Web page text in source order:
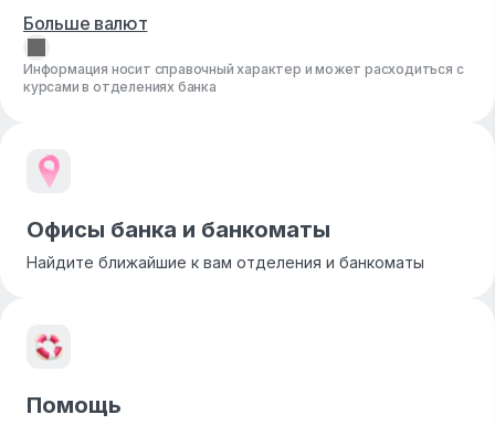
Больше валют
Информация носит справочный характер и может расходиться с
курсами в отделениях банка
Офисы банка и банкоматы
Найдите ближайшие к вам отделения и банкоматы
Помощь